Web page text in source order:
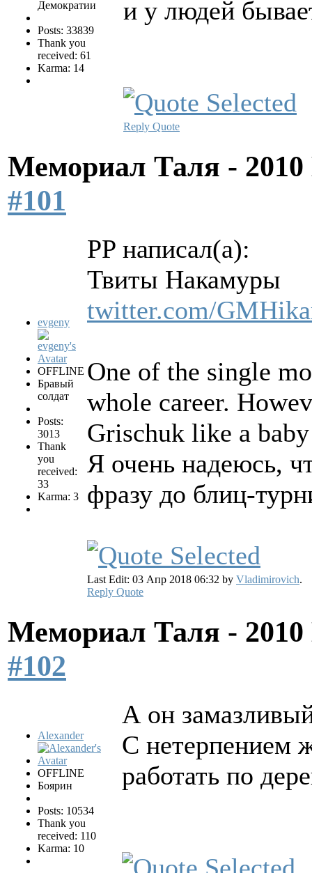
Демократии
Posts: 33839
Thank you
received: 61
Karma: 14
и у людей
Reply Quote
Мемориал Таля -
#101
evgeny
OFFLINE
Бравый
солдат
Posts:
3013
Thank
you
received:
33
Karma: 3
PP написал(а):
Твиты Накамуры
twitter.com/
One of the single
whole career.
Grischuk like a
Я очень надеюсь,
фразу до блиц-
Last Edit: 03 Апр 2018 06:32 by Vladimirovich.
Reply Quote
Мемориал Таля -
#102
Alexander
OFFLINE
Боярин
Posts: 10534
Thank you
received: 110
Karma: 10
А он
С нетерпением
работать по